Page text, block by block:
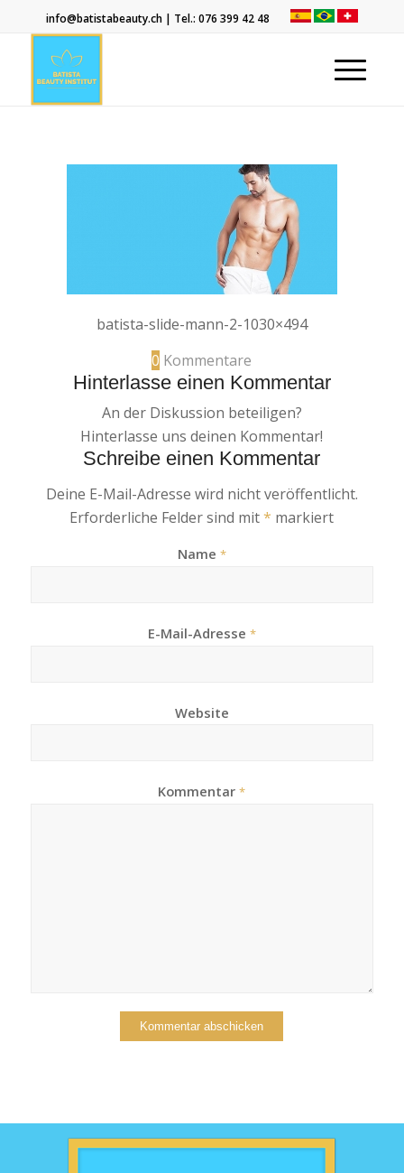
info@batistabeauty.ch| Tel.: 076 399 42 48
batista-slide-mann-2-1030×494
0 Kommentare
Hinterlasse einen Kommentar
An der Diskussion beteiligen?
Hinterlasse uns deinen Kommentar!
Schreibe einen Kommentar
Deine E-Mail-Adresse wird nicht veröffentlicht.
Erforderliche Felder sind mit* markiert
Name *
E-Mail-Adresse *
Website
Kommentar*